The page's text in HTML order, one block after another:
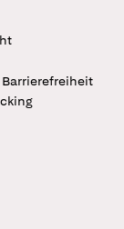
Barrierefreiheit